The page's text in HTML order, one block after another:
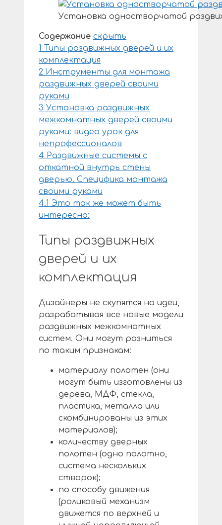
Установка одностворчатой
Содержание скрыть
1 Типы раздвижных дверей и их
комплектация
2 Инструменты для монтажа
раздвижных дверей своими
руками
3 Установка раздвижных
межкомнатных дверей своими
руками: видео урок для
непрофессионалов
4 Раздвижные системы с
откатной внутрь стены
дверью. Специфика монтажа
своими руками
4.1 Это так же может быть
интересно:
Типы раздвижных
дверей и их
комплектация
Дизайнеры не скупятся на идеи,
разрабатывая все новые модели
раздвижных межкомнатных
систем. Они могут разниться
по таким признакам:
материалу полотен (они
могут быть изготовлены из
дерева, МДФ, стекла,
пластика, металла или
скомбинированы из этих
материалов);
количеству дверных
полотен (одно полотно,
система нескольких
створок);
по способу движения
(роликовый механизм
движется по верхней и